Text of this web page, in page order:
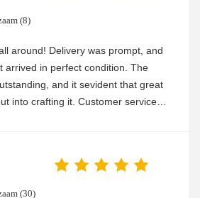
(8)
around! Delivery was prompt, and
arrived in perfect condition. The
and it sevident that great
into crafting it. Customer service
(30)